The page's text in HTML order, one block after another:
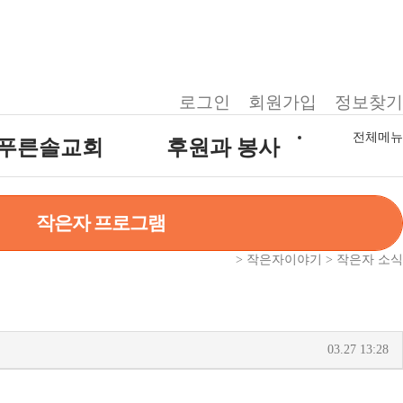
로그인 회원가입 정보찾기
른솔교회
른솔 교회소개
립취지 및 연혁
배시간 안내
후원과 봉사
후원 안내
전체메뉴
작은자 프로그램
> 작은자이야기 > 작은자 소식
03.27 13:28